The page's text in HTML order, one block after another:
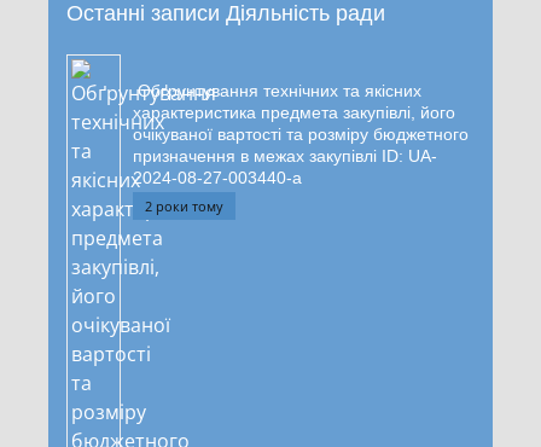
Останні записи Діяльність ради
Обґрунтування технічних та якісних
характеристика предмета закупівлі, його
очікуваної вартості та розміру бюджетного
призначення в межах закупівлі ID: UA-
2024-08-27-003440-a
2 роки тому